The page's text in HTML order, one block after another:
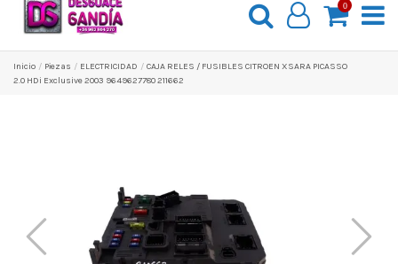
0
Inicio Pіezas ELECTRICIDAD
CAJA RELES / FUSIBLES CITROEN XSARA PICASSO
2.0 HDi Exclusive 2003 9649627780 211662